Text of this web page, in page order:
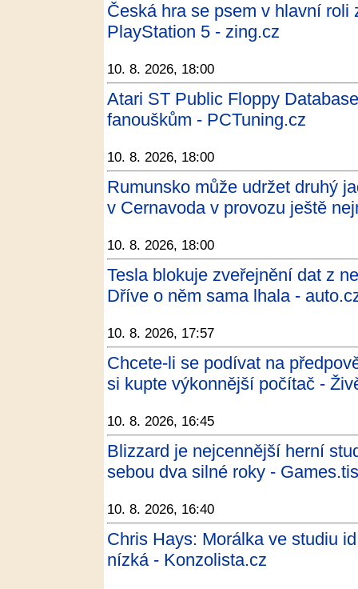
Česká hra se psem v hlavní
PlayStation 5 - zing.cz
10. 8. 2026, 18:00
Atari ST Public Floppy
fanouškům - PCTuning.cz
10. 8. 2026, 18:00
Rumunsko může udržet druhý
v Cernavoda v provozu ještě
10. 8. 2026, 18:00
Tesla blokuje zveřejnění dat z
Dříve o něm sama lhala -
10. 8. 2026, 17:57
Chcete-li se podívat na
si kupte výkonnější počítač -
10. 8. 2026, 16:45
Blizzard je nejcennější herní
sebou dva silné roky -
10. 8. 2026, 16:40
Chris Hays: Morálka ve studiu
nízká - Konzolista.cz